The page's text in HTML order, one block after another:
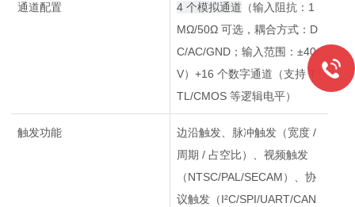
通道配置 4 个模拟通道 （输入阻抗：1
MΩ/50Ω 可选，耦合方式：D
C/AC/GND；输入范围：±40
V）+16 个数字通道（支持 T
TL/CMOS 等逻辑电平）
触发功能
边沿触发、脉冲触发（宽度 /
周期 / 占空比）、视频触发
（NTSC/PAL/SECAM）、协
议触发（I²C/SPI/UART/CAN